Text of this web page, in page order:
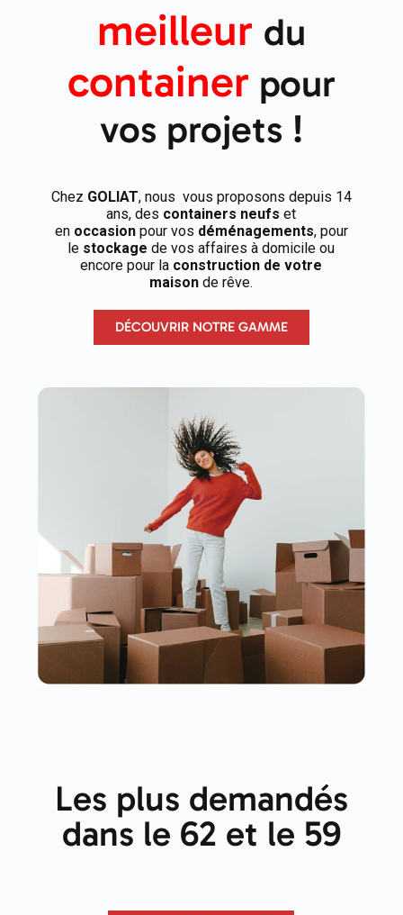
meilleur du
container pour
vos projets !
Chez GOLIAT, nous vous proposons depuis 14
ans, des containers neufs et
en occasionpour vos déménagements, pour
le stockage de vos affaires à domicile ou
encore pour la construction de votre
maison de rêve.
DÉCOUVRIR NOTRE GAMME
Les plus demandés
dans le 62 et le 59